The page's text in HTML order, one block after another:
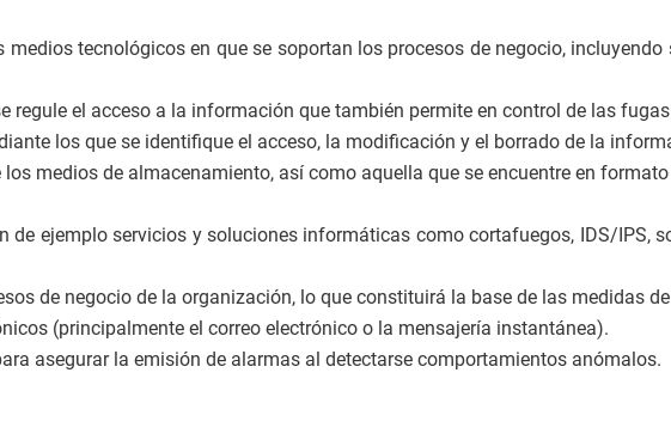
tecnológicos en que se soportan los procesos de negocio,
regule el acceso a la información que también permite en control de las
los que se identifique el acceso, la modificación y el borrado de la
medios de almacenamiento, así como aquella que se encuentre en
ejemplo servicios y soluciones informáticas como cortafuegos, IDS/IPS,
de negocio de la organización, lo que constituirá la base de las medidas
(principalmente el correo electrónico o la mensajería instantánea).
asegurar la emisión de alarmas al detectarse comportamientos anómalos.